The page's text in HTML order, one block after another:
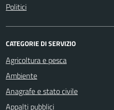
Politici
CATEGORIE DI SERVIZIO
Agricoltura e pesca
Ambiente
Anagrafe e stato civile
Appalti pubblici